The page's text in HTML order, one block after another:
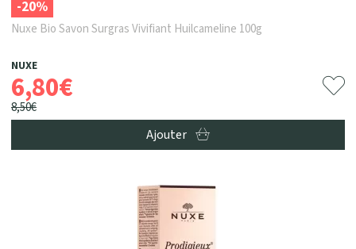
-20%
Nuxe Bio Savon Surgras Vivifiant Huilcameline 100g
NUXE
6,80€
8,50€
Ajouter